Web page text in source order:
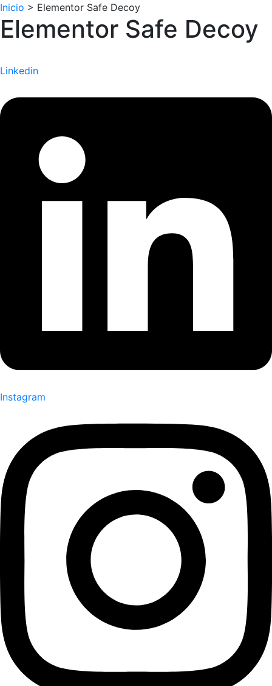
Inicio > Elementor Safe Decoy
Elementor Safe Decoy
Linkedin
Instagram